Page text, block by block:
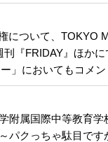
について、TOKYO
刊『FRIDAY』ほか
」においてもコメ
附属国際中等教育
クっちゃ駄目です